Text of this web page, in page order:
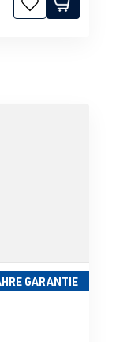
GARANTIE
5 Sternen